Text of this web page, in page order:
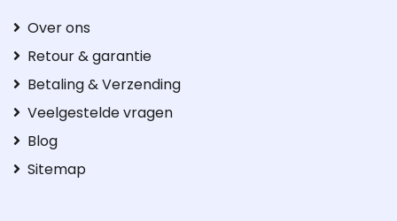
Over ons
Retour & garantie
Betaling & Verzending
Veelgestelde vragen
Blog
Sitemap